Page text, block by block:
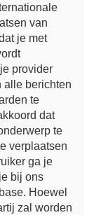
van
je met
provider
alle berichten
te
dat
te
verplaatsen
ga je
bij ons
Hoewel
zal worden